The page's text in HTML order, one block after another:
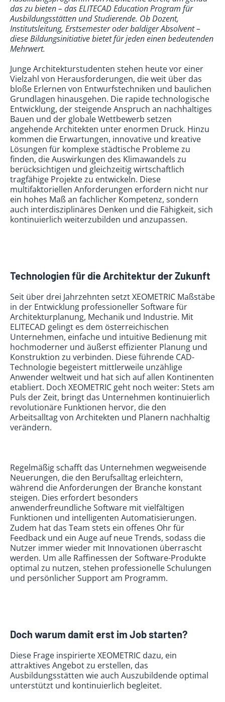
das zu bieten – das ELITECAD Education Program für
Ausbildungsstätten und Studierende. Ob Dozent,
Institutsleitung, Erstsemester oder baldiger Absolvent –
diese Bildungsinitiative bietet für jeden einen bedeutenden
Mehrwert.
Junge Architekturstudenten stehen heute vor einer
Vielzahl von Herausforderungen, die weit über das
bloße Erlernen von Entwurfstechniken und baulichen
Grundlagen hinausgehen. Die rapide technologische
Entwicklung, der steigende Anspruch an nachhaltiges
Bauen und der globale Wettbewerb setzen
angehende Architekten unter enormen Druck. Hinzu
kommen die Erwartungen, innovative und kreative
Lösungen für komplexe städtische Probleme zu
finden, die Auswirkungen des Klimawandels zu
berücksichtigen und gleichzeitig wirtschaftlich
tragfähige Projekte zu entwickeln. Diese
multifaktoriellen Anforderungen erfordern nicht nur
ein hohes Maß an fachlicher Kompetenz, sondern
auch interdisziplinäres Denken und die Fähigkeit, sich
kontinuierlich weiterzubilden und anzupassen.
Technologien für die Architektur der Zukunft
Seit über drei Jahrzehnten setzt XEOMETRIC Maßstäbe
in der Entwicklung professioneller Software für
Architekturplanung, Mechanik und Industrie. Mit
ELITECAD gelingt es dem österreichischen
Unternehmen, einfache und intuitive Bedienung mit
hochmoderner und äußerst effizienter Planung und
Konstruktion zu verbinden. Diese führende CAD-
Technologie begeistert mittlerweile unzählige
Anwender weltweit und hat sich auf allen Kontinenten
etabliert. Doch XEOMETRIC geht noch weiter: Stets am
Puls der Zeit, bringt das Unternehmen kontinuierlich
revolutionäre Funktionen hervor, die den
Arbeitsalltag von Architekten und Planern nachhaltig
verändern.
Regelmäßig schafft das Unternehmen wegweisende
Neuerungen, die den Berufsalltag erleichtern,
während die Anforderungen der Branche konstant
steigen. Dies erfordert besonders
anwenderfreundliche Software mit vielfältigen
Funktionen und intelligenten Automatisierungen.
Zudem hat das Team stets ein offenes Ohr für
Feedback und ein Auge auf neue Trends, sodass die
Nutzer immer wieder mit Innovationen überrascht
werden. Um alle Raffinessen der Software-Produkte
optimal zu nutzen, stehen professionelle Schulungen
und persönlicher Support am Programm.
Doch warum damit erst im Job starten?
Diese Frage inspirierte XEOMETRIC dazu, ein
attraktives Angebot zu erstellen, das
Ausbildungsstätten wie auch Auszubildende optimal
unterstützt und kontinuierlich begleitet.